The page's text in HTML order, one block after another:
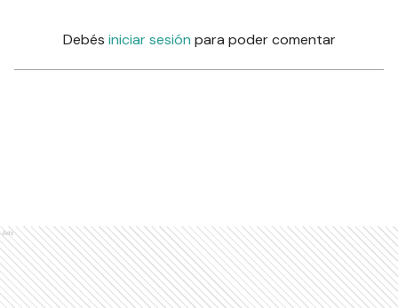
Debés iniciar sesión para poder comentar
Ads